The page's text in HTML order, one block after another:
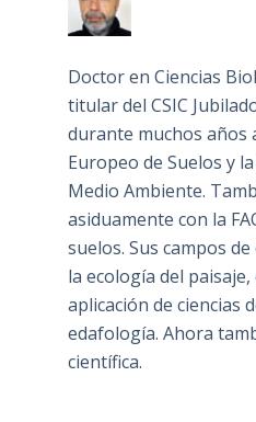
Doctor en Ciencias
titular del CSIC
durante muchos años
Europeo de Suelos y
Medio Ambiente.
asiduamente con la
suelos. Sus campos
la ecología del
aplicación de ciencias
edafología. Ahora
científica.